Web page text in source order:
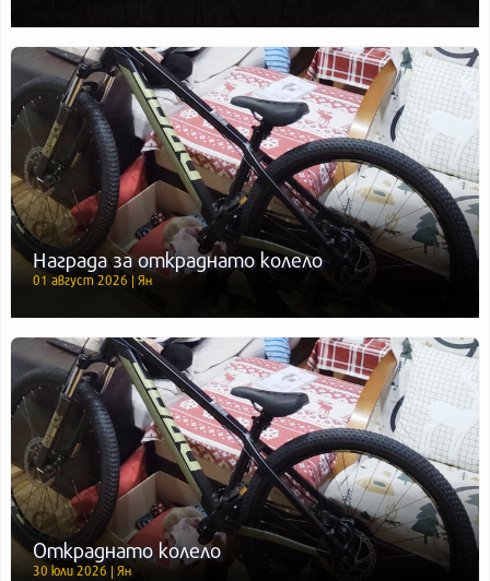
Награда за откраднато колело
01 август 2026 | Ян
Откраднато колело
30 юли 2026 | Ян